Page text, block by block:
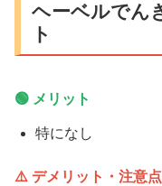
ヘーベルでん
ト
🟢 メリット
特になし
⚠️ デメリット・注意点